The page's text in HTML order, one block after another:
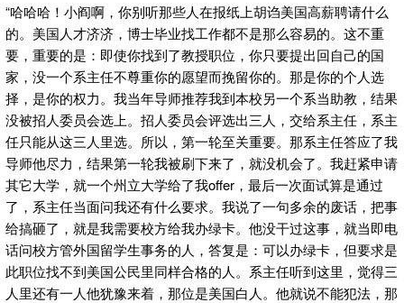
“哈哈哈！小阎啊，你别听那些人在报纸上胡诌美国高薪聘请什么
的。美国人才济济，博士毕业找工作都不是那么容易的。这不重
要，重要的是：即使你找到了教授职位，你只要提出回自己的国
家，没一个系主任不尊重你的愿望而挽留你的。那是你的个人选
择，是你的权力。我当年导师推荐我到本校另一个系当助教，结果
没被招人委员会选上。招人委员会评选出三人，交给系主任，系主
任只能从这三人里选。所以，第一轮至关重要。那系主任答应了我
导师他尽力，结果第一轮我被刷下来了，就没机会了。我赶紧申请
其它大学，就一个州立大学给了我offer，最后一次面试算是通过
了，系主任当面问我还有什么要求。我说了一句多余的废话，把事
给搞砸了，就是我需要校方给我办绿卡。他没干过这事，就当即电
话问校方管外国留学生事务的人，答复是：可以办绿卡，但要求是
此职位找不到美国公民里同样合格的人。系主任听到这里，觉得三
人里还有一人他犹豫来着，那位是美国白人。他就说不能犯法，那